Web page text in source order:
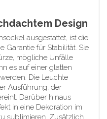
Design
ausgestattet, ist die
Garantie für Stabilität. Sie
mögliche Unfälle
es auf einer glatten
Die Leuchte
Ausführung, der
Darüber hinaus
in eine Dekoration im
sublimieren. Zusätzlich